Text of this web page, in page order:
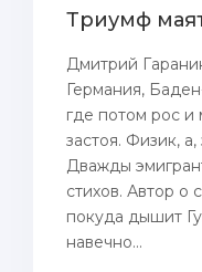
Триумф
Дмитрий
Германия,
где потом рос и
застоя. Физик,
Дважды
стихов. Автор о
покуда дышит
навечно...